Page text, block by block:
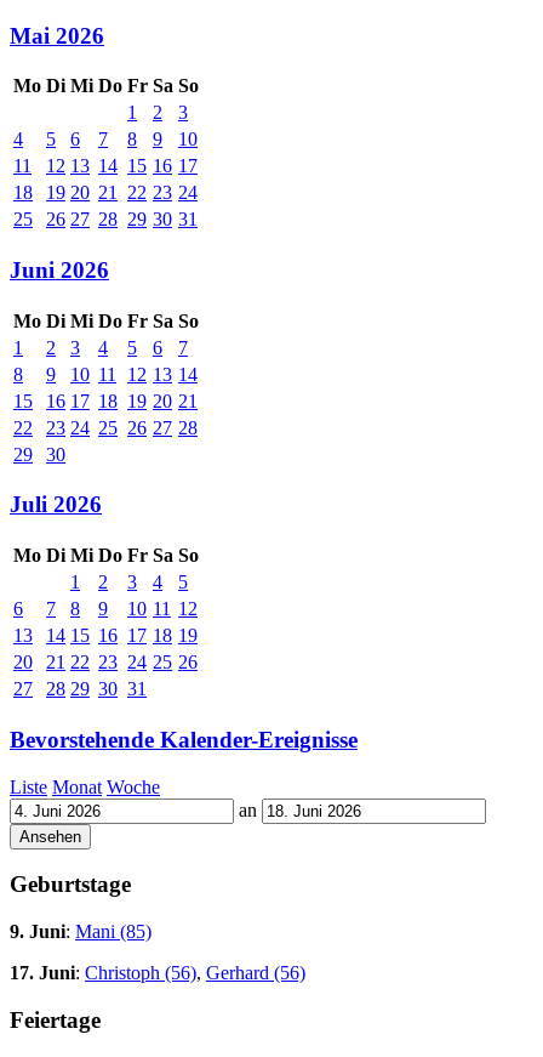
Mai 2026
Mo Di Mi Do Fr Sa So
1
2
3
4
5 6 7 8 9
10
11
12 13 14 15 16 17
18
19 20 21 22 23 24
25
26 27 28 29 30 31
Juni 2026
Mo Di Mi Do Fr Sa So
1
2 3 4 5 6
7
8
9 10 11 12 13 14
15
16 17 18 19 20 21
22
23 24 25 26 27 28
29
30
Juli 2026
Mo Di Mi Do Fr Sa So
1
2 3 4
5
6
7 8 9 10 11 12
13
14 15 16 17 18 19
20
21 22 23 24 25 26
27
28 29 30 31
Bevorstehende Kalender-Ereignisse
Liste Monat Woche
an
Geburtstage
9. Juni: Mani (85)
17. Juni: Christoph (56), Gerhard (56)
Feiertage